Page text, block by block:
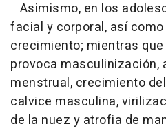
Asimismo, en los
facial y corporal, así
crecimiento; mientras
provoca masculinización,
menstrual, crecimiento
calvice masculina,
de la nuez y atrofia de